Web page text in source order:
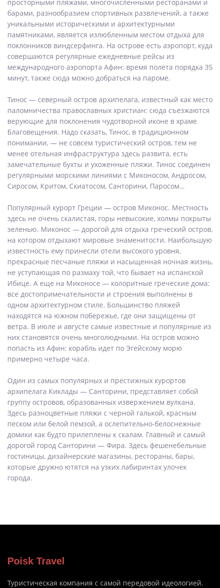
просторными пляжами, многочисленными ресторанами и
барами, разнообразием спортивных развлечений, а также
уникальными историческими и архитектурными
памятниками, является излюбленным местом отдыха для
поклонников виндсерфинга. На острове есть аэропорт, куда
совершаются регулярные ежедневные рейсы из
международного аэропорта Афин: время полета порядка 35
минут, также сюда можно добраться на пароме.
Тинос — северный остров архипелага, известный как место
паломничества православных христиан: сюда съезжаются
верующие для поклонения чудотворной иконе в храме
Благовещения. Надо сказать, Тинос, в традиционном
понимании, — не совсем туристический остров, тем не
менее отельная инфраструктура здесь развита, есть
замечательные бухты и ухоженные пляжи. Тинос соединен
регулярными морскими линиями с Миконосом, Андросом,
Сиросом, Критом, Скиатосом, Санторини, Паросом…
Популярный курорт Греции — остров Миконос. Местность
здесь не очень скалистая, горы невысокие, холмы покрыты
зеленью. Миконос — дорогой для отдыха греческий остров,
на котором отдыхают мировые знаменитости. Наибольшую
известность ему принесли отели высокого уровня,
прекрасные песчаные пляжи и насыщенная ночная жизнь,
не уступающая по размаху той, что бывает на испанской
Ибице. А еще на Миконосе — колоритные греческие дома:
все достопримечательности и строения выполнены в
одном архитектурном стиле. Большинство пляжей
находятся на южном побережье, где они защищены от
ветра. В июле и августе самые известные и популярные из
них становятся очень многолюдными. На остров можно
попасть из Афин: корабль идет по Эгейскому морю
примерно четыре часа.
Один из самых популярных и престижных курортов
архипелага Киклады — Санторини, представляет собой
группу островов, образованных извержением вулкана.
Здесь разноцветные пляжи с черной галькой, красным
песком или белой пемзой, а ослепительно-белоснежные
домики как будто прилеплены к скалам. Главный и самый
дорогой город Санторини — Фира. Здесь фешенебельные
гостиницы, дизайнерские магазины, рестораны, бары,
которые дружно ютятся на узких лабиринтах улочек
города.
Poisk Travel
Туристическая компания с самой передовой идеологией.